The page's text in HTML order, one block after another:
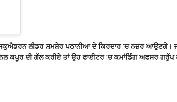
ਸਕੁਐਡਰਨ ਲੀਡਰ ਸ਼ਮਸ਼ੇਰ ਪਠਾਨੀਆ ਦੇ ਕਿਰਦਾਰ ‘ਚ ਨਜ਼ਰ ਆਉਣਗੇ।
ਕਪੂਰ ਦੀ ਗੱਲ ਕਰੀਏ ਤਾਂ ਉਹ ਫਾਈਟਰ ‘ਚ ਕਮਾਂਡਿੰਗ ਅਫਸਰ